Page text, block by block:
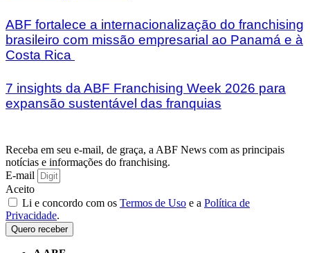
ABF fortalece a internacionalização do franchising
brasileiro com missão empresarial ao Panamá e à
Costa Rica
7 insights da ABF Franchising Week 2026 para
expansão sustentável das franquias
Receba em seu e-mail, de graça, a ABF News com as principais
notícias e informações do franchising.
E-mail
Aceito
Li e concordo com os Termos de Uso e a Política de
Privacidade.
Quero receber